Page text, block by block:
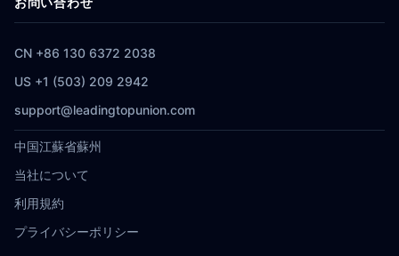
CN +86 130 6372 2038
US +1 (503) 209 2942
support@leadingtopunion.com
中国江蘇省蘇州
当社について
利用規約
プライバシーポリシー